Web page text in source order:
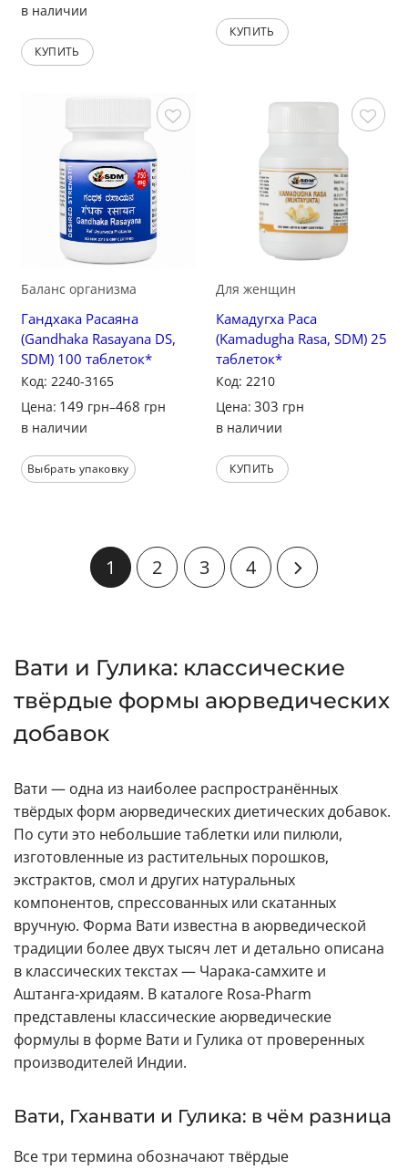
в наличии
КУПИТЬ
КУПИТЬ
Баланс организма
Гандхака Расаяна
(Gandhaka Rasayana DS,
SDM) 100 таблеток*
Код: 2240-3165
Цена: 149 грн–468 грн
в наличии
Выбрать упаковку
Сохранить
Для женщин
Камадугха Раса
(Kamadugha Rasa, SDM) 25
таблеток*
Код: 2210
Цена: 303 грн
в наличии
КУПИТЬ
1 2 3 4
Вати и Гулика: классические
твёрдые формы аюрведических
добавок
Вати — одна из наиболее распространённых
твёрдых форм аюрведических диетических добавок.
По сути это небольшие таблетки или пилюли,
изготовленные из растительных порошков,
экстрактов, смол и других натуральных
компонентов, спрессованных или скатанных
вручную. Форма Вати известна в аюрведической
традиции более двух тысяч лет и детально описана
в классических текстах — Чарака-самхите и
Аштанга-хридаям. В каталоге Rosa-Pharm
представлены классические аюрведические
формулы в форме Вати и Гулика от проверенных
производителей Индии.
Вати, Гханвати и Гулика: в чём разница
Все три термина обозначают твёрдые